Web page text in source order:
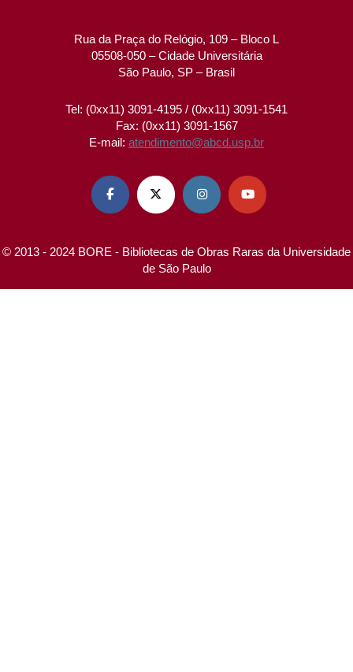
Rua da Praça do Relógio, 109 – Bloco L
05508-050 – Cidade Universitária
São Paulo, SP – Brasil
Tel: (0xx11) 3091-4195 / (0xx11) 3091-1541
Fax: (0xx11) 3091-1567
E-mail: atendimento@abcd.usp.br
   
© 2013 - 2024 BORE - Bibliotecas de Obras Raras da Universidade
de São Paulo